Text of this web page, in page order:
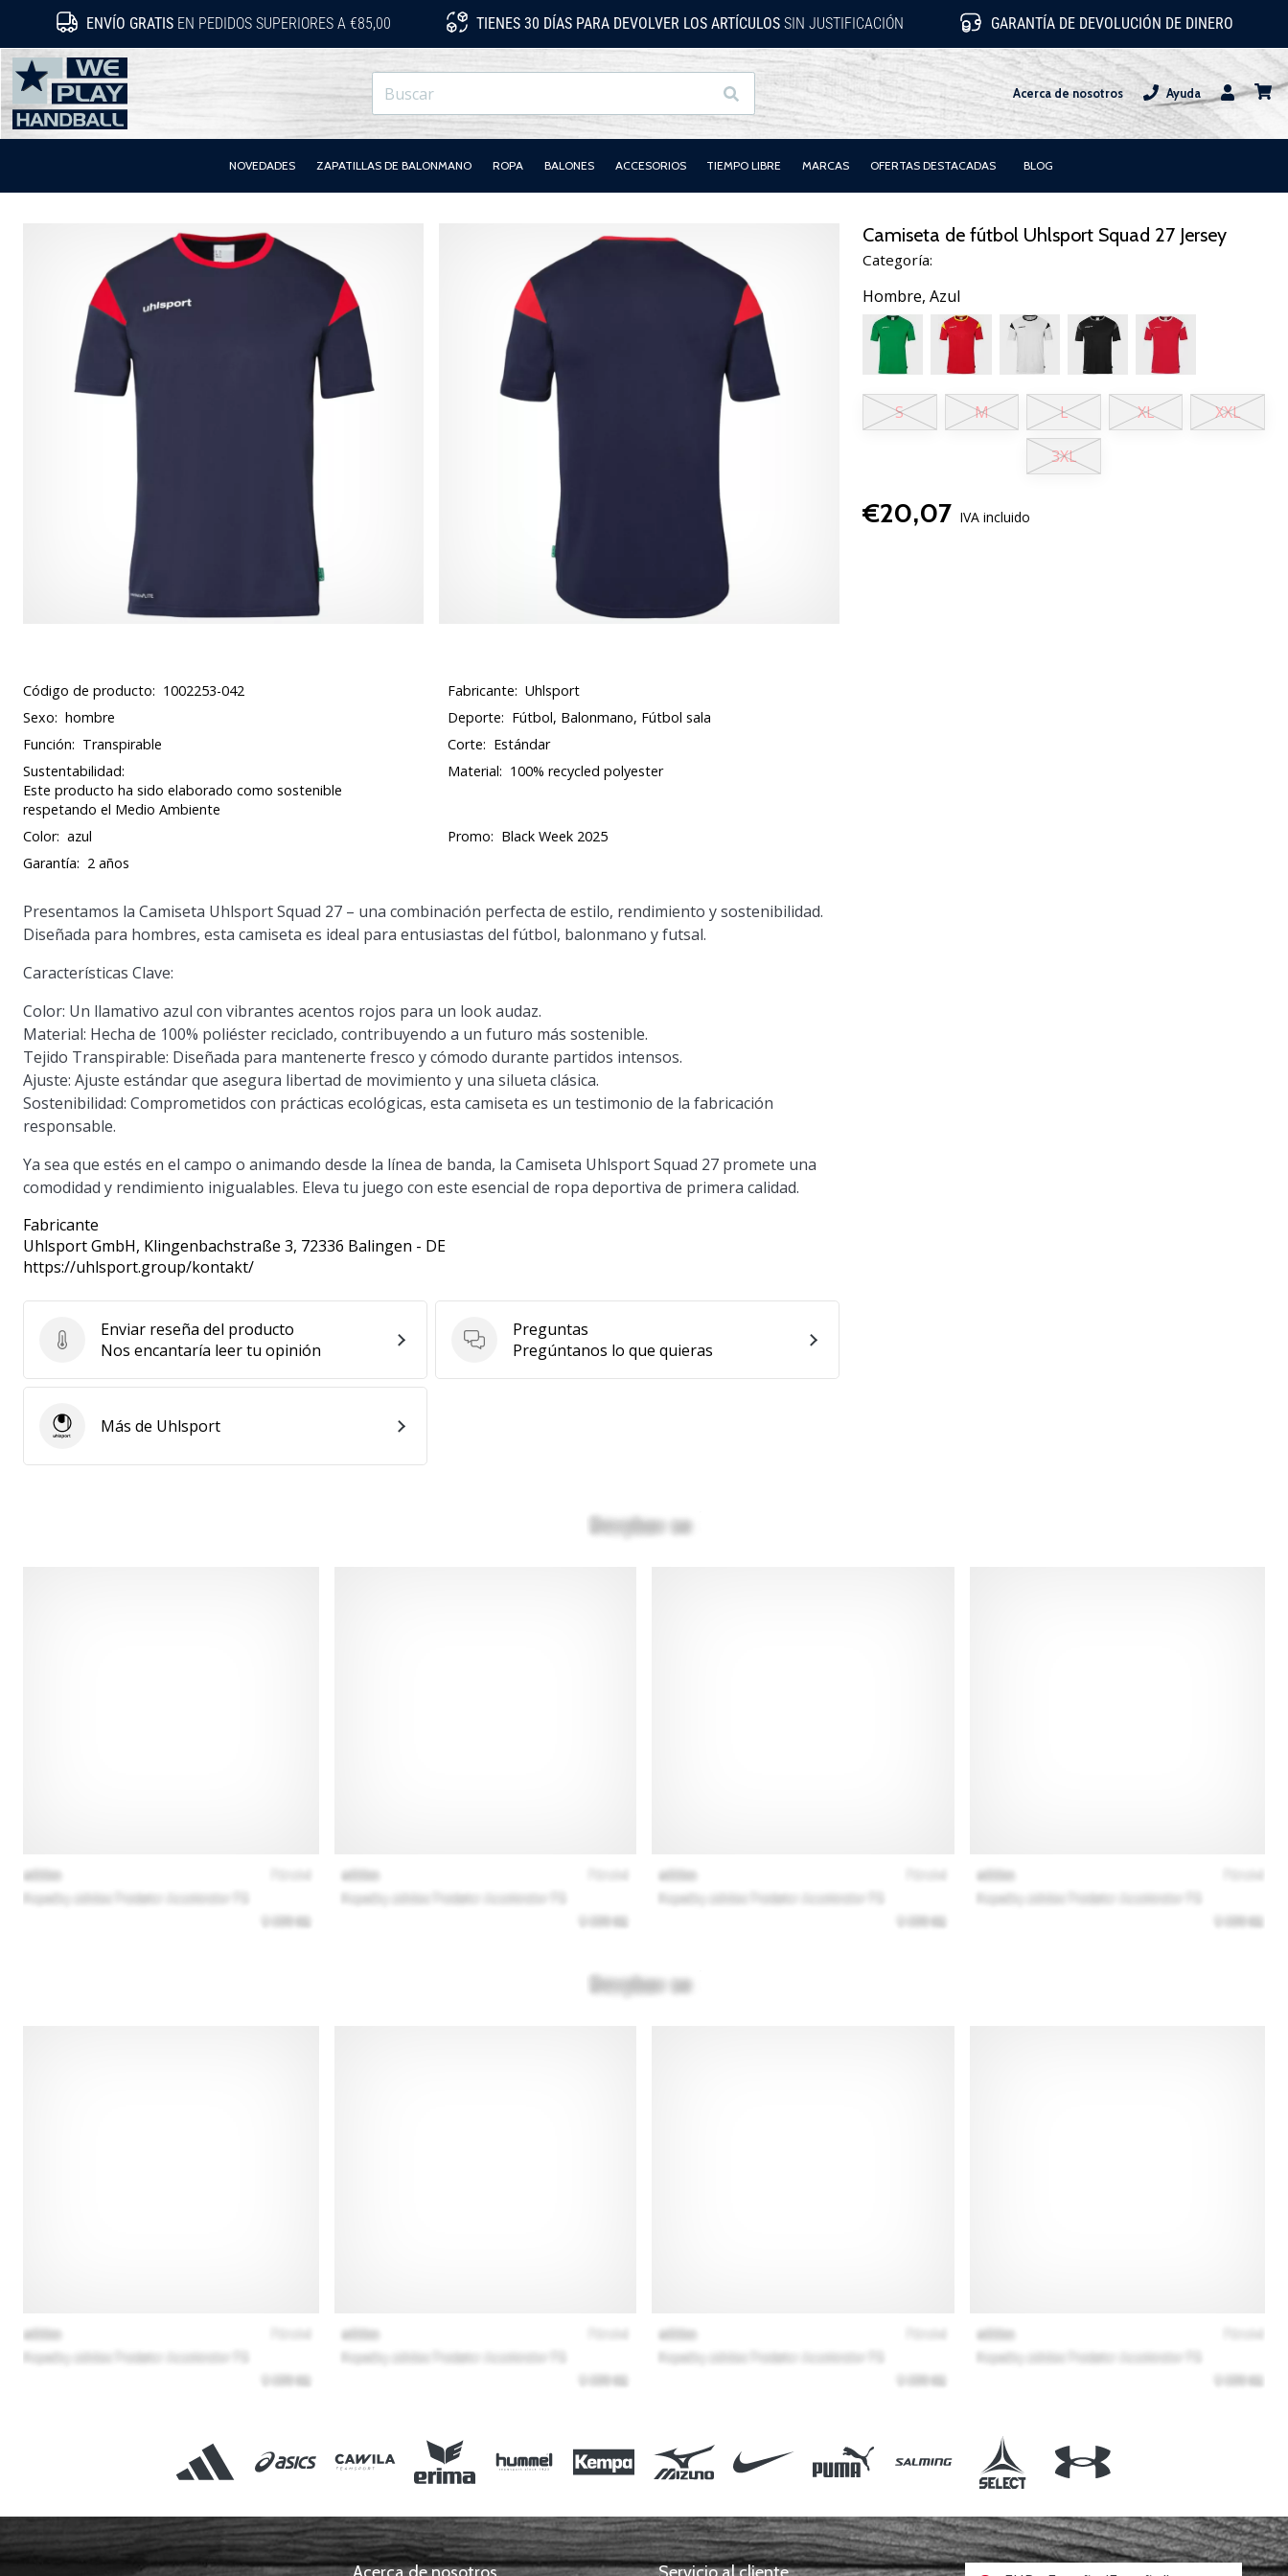
ENVÍO GRATISEN PEDIDOS SUPERIORES A €85,00 TIENES 30 DÍAS PARA DEVOLVER LOS ARTÍCULOS SIN JUSTIFICACIÓN GARANTÍA DE DEVOLUCIÓN DE DINERO
WePlayHandball.es
Buscar Acerca de nosotros
Ayuda
Usuario
NOVEDADES ZAPATILLAS DE BALONMANO ROPA BALONES ACCESORIOS TIEMPO LIBRE MARCAS OFERTAS DESTACADAS BLOG
Camiseta de fútbol Uhlsport Squad 27 Jersey
Categoría:
Hombre, Azul
S M L XL XXL
3XL
€20,07 IVA incluido
Código de producto: 1002253-042 Fabricante: Uhlsport
Sexo: hombre Deporte: Fútbol, Balonmano, Fútbol sala
Función: Transpirable Corte: Estándar
Sustentabilidad:
Este producto ha sido elaborado como sostenible
respetando el Medio Ambiente
Material: 100% recycled polyester
Color: azul Promo: Black Week 2025
Garantía: 2 años
Presentamos la Camiseta Uhlsport Squad 27 – una combinación perfecta de estilo, rendimiento y sostenibilidad.
Diseñada para hombres, esta camiseta es ideal para entusiastas del fútbol, balonmano y futsal.
Características Clave:
Color: Un llamativo azul con vibrantes acentos rojos para un look audaz.
Material: Hecha de 100% poliéster reciclado, contribuyendo a un futuro más sostenible.
Tejido Transpirable: Diseñada para mantenerte fresco y cómodo durante partidos intensos.
Ajuste: Ajuste estándar que asegura libertad de movimiento y una silueta clásica.
Sostenibilidad: Comprometidos con prácticas ecológicas, esta camiseta es un testimonio de la fabricación
responsable.
Ya sea que estés en el campo o animando desde la línea de banda, la Camiseta Uhlsport Squad 27 promete una
comodidad y rendimiento inigualables. Eleva tu juego con este esencial de ropa deportiva de primera calidad.
Fabricante
Uhlsport GmbH, Klingenbachstraße 3, 72336 Balingen - DE
https://uhlsport.group/kontakt/
Enviar reseña del producto
Enviar reseña del producto
Nos encantaría leer tu opinión
Preguntas
Preguntas
Pregúntanos lo que quieras
UhlsportMás de Uhlsport